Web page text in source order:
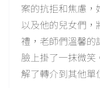
案的抗拒和焦慮
以及他的兒女們
禮，老師們溫馨的
臉上掛了一抹微
解了轉介到其他單